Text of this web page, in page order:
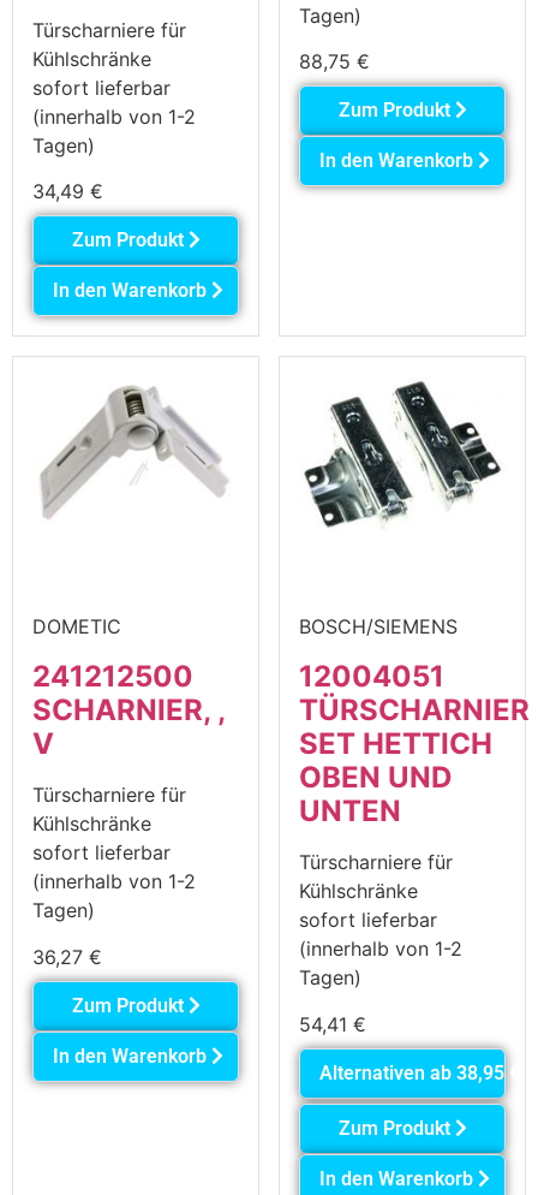
Türscharniere für
Kühlschränke
sofort lieferbar
(innerhalb von 1-2
Tagen)
34,49 €
Zum Produkt
In den Warenkorb
Tagen)
88,75 €
Zum Produkt
In den Warenkorb
DOMETIC
241212500
SCHARNIER, ,
V
Türscharniere für
Kühlschränke
sofort lieferbar
(innerhalb von 1-2
Tagen)
36,27 €
Zum Produkt
In den Warenkorb
BOSCH/SIEMENS
12004051
TÜRSCHARNIER
SET HETTICH
OBEN UND
UNTEN
Türscharniere für
Kühlschränke
sofort lieferbar
(innerhalb von 1-2
Tagen)
54,41 €
Alternativen ab 38,95
Zum Produkt
In den Warenkorb